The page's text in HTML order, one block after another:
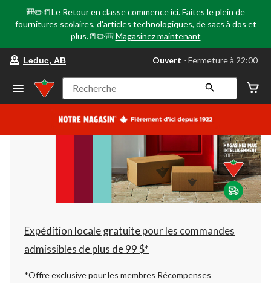
🎒✏️📒Le Retour en classe commence ici. Faites le plein de
fournitures scolaires, d'articles technologiques, de sacs à dos et
plus.📒✏️🎒 Magasinez maintenant
votre
préféré
Leduc,
AB,
courament
Fermeture
à
22:00
cliquer
pour
changer
Leduc, AB Ouvert ⋅ Fermeture à 22:00
Recherche
Expédition locale gratuite pour les commandes
admissibles de plus de 99 $*
*Offre exclusive pour les membres Récompenses